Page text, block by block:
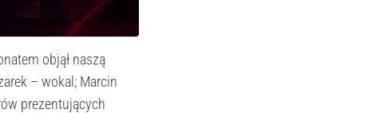
objął naszą
– wokal; Marcin
prezentujących